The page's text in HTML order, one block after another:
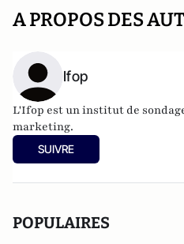
A PROPOS DES
Ifop
L'Ifop est un institut de
marketing.
SUIVRE
POPULAIRES